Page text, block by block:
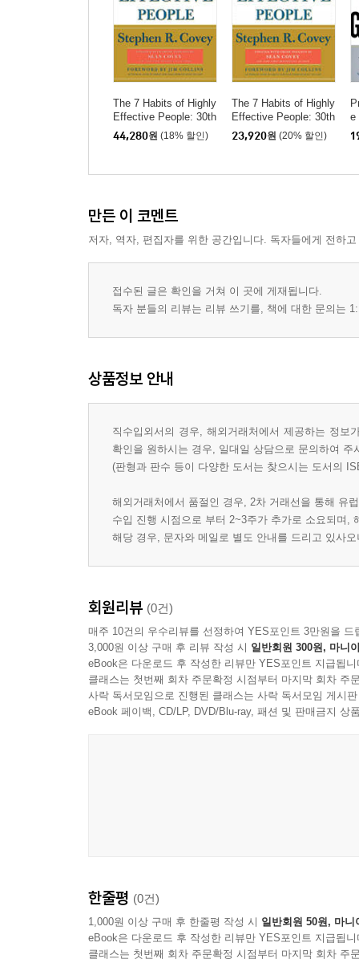
The 7 Habits of Highly
Effective People: 30th
Anniversary Edition
44,280원 (18% 할인)
The 7 Habits of Highly
Effective People: 30th
Anniversary Edition
23,920원 (20% 할인)
e
s
만든 이 코멘트
저자, 역자, 편집자를 위한 공간입니다. 독자들에게 전하
접수된 글은 확인을 거쳐 이 곳에 게재됩니다.
독자 분들의 리뷰는 리뷰 쓰기를, 책에 대한 문의는
상품정보 안내
직수입외서의 경우, 해외거래처에서 제공하는 정
확인을 원하시는 경우, 일대일 상담으로 문의하여 주
(판형과 판수 등이 다양한 도서는 찾으시는 도서의
해외거래처에서 품절인 경우, 2차 거래선을 통해 유
수입 진행 시점으로 부터 2~3주가 추가로 소요되며,
해당 경우, 문자와 메일로 별도 안내를 드리고 있사
회원리뷰 (0건)
매주 10건의 우수리뷰를 선정하여 YES포인트 3만원을 드
3,000원 이상 구매 후 리뷰 작성 시 일반회원 300원, 마니
eBook은 다운로드 후 작성한 리뷰만 YES포인트 지급됩니
클래스는 첫번째 회차 주문확정 시점부터 마지막 회차 주
사락 독서모임으로 진행된 클래스는 사락 독서모임 게시
eBook 페이백, CD/LP, DVD/Blu-ray, 패션 및 판매금지 상
한줄평 (0건)
1,000원 이상 구매 후 한줄평 작성 시 일반회원 50원, 마니
eBook은 다운로드 후 작성한 리뷰만 YES포인트 지급됩니
클래스는 첫번째 회차 주문확정 시점부터 마지막 회차 주